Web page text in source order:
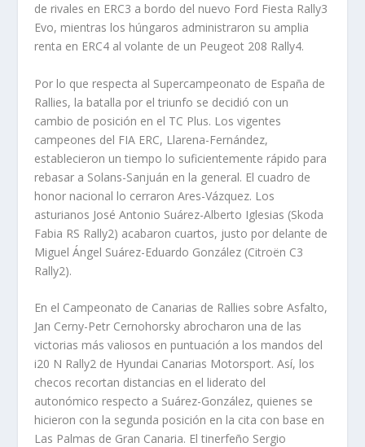
de rivales en ERC3 a bordo del nuevo Ford Fiesta Rally3
Evo, mientras los húngaros administraron su amplia
renta en ERC4 al volante de un Peugeot 208 Rally4.
Por lo que respecta al Supercampeonato de España de
Rallies, la batalla por el triunfo se decidió con un
cambio de posición en el TC Plus. Los vigentes
campeones del FIA ERC, Llarena-Fernández,
establecieron un tiempo lo suficientemente rápido para
rebasar a Solans-Sanjuán en la general. El cuadro de
honor nacional lo cerraron Ares-Vázquez. Los
asturianos José Antonio Suárez-Alberto Iglesias (Skoda
Fabia RS Rally2) acabaron cuartos, justo por delante de
Miguel Ángel Suárez-Eduardo González (Citroën C3
Rally2).
En el Campeonato de Canarias de Rallies sobre Asfalto,
Jan Cerny-Petr Cernohorsky abrocharon una de las
victorias más valiosos en puntuación a los mandos del
i20 N Rally2 de Hyundai Canarias Motorsport. Así, los
checos recortan distancias en el liderato del
autonómico respecto a Suárez-González, quienes se
hicieron con la segunda posición en la cita con base en
Las Palmas de Gran Canaria. El tinerfeño Sergio